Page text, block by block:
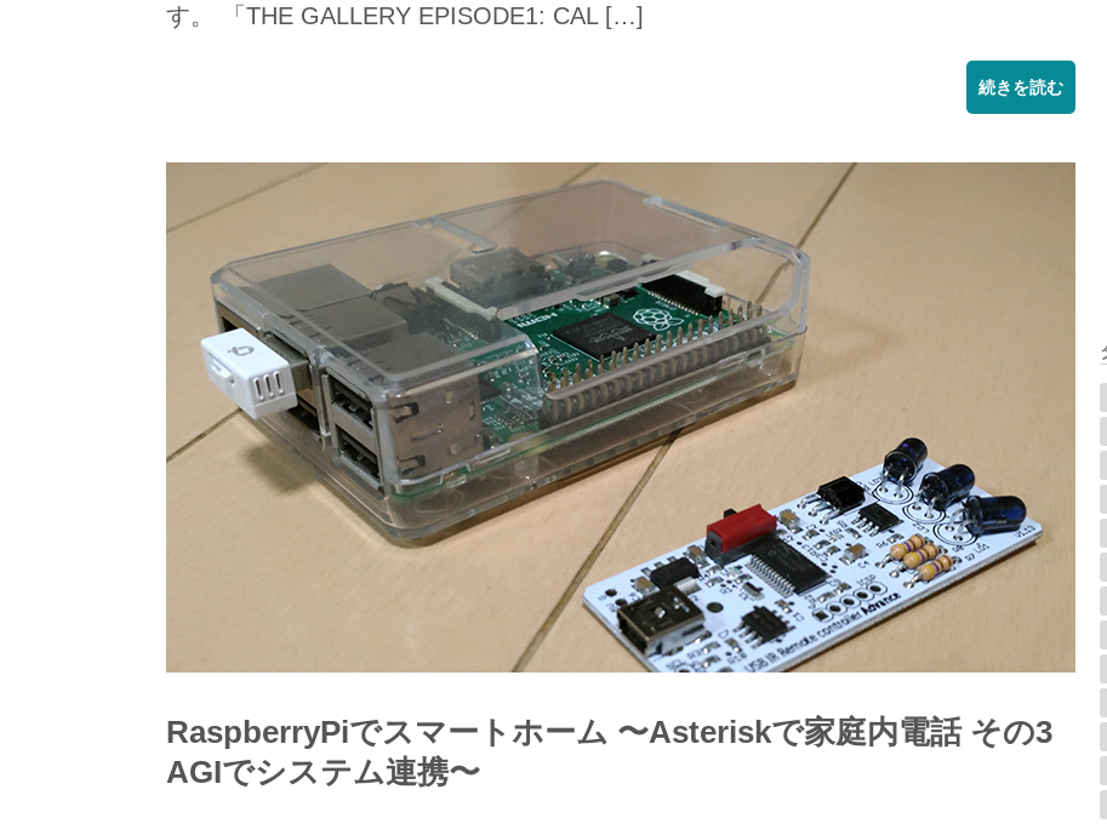
す。 「THE GALLERY EPISODE1: CAL […]
続きを読む
RaspberryPiでスマートホーム 〜Asteriskで家庭内電話 その3
AGIでシステム連携〜